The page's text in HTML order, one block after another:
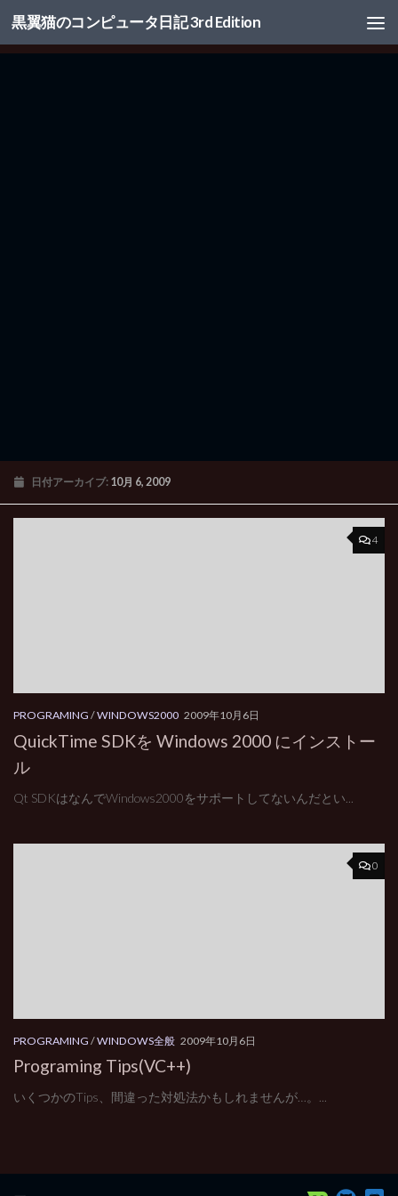
コンテンツへスキップ
黒翼猫のコンピュータ日記 3rd Edition
日付アーカイブ: 10月 6, 2009
4
PROGRAMING /WINDOWS2000 2009年10月6日
QuickTime SDKを Windows 2000 にインストー
ル
Qt SDKはなんでWindows2000をサポートしてないんだとい...
0
PROGRAMING /WINDOWS全般 2009年10月6日
Programing Tips(VC++)
いくつかのTips、間違った対処法かもしれませんが…。...